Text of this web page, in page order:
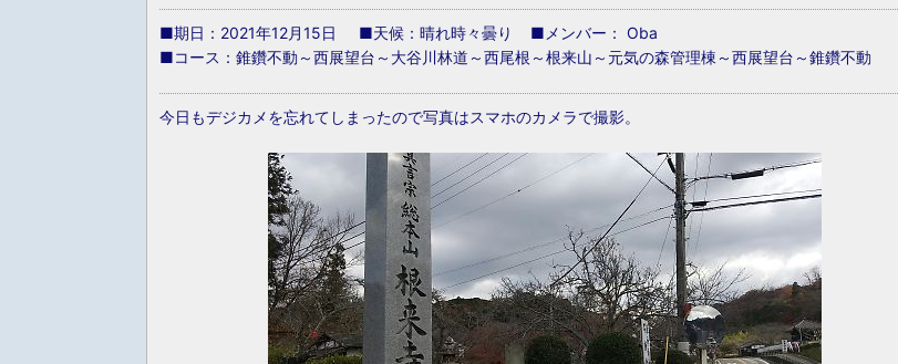
■期日：2021年12月15日 ■天候：晴れ時々曇り ■メンバー： Oba
■コース：錐鑽不動～西展望台～大谷川林道～西尾根～根来山～元気の森管理棟～西展望台～錐鑽不動
今日もデジカメを忘れてしまったので写真はスマホのカメラで撮影。